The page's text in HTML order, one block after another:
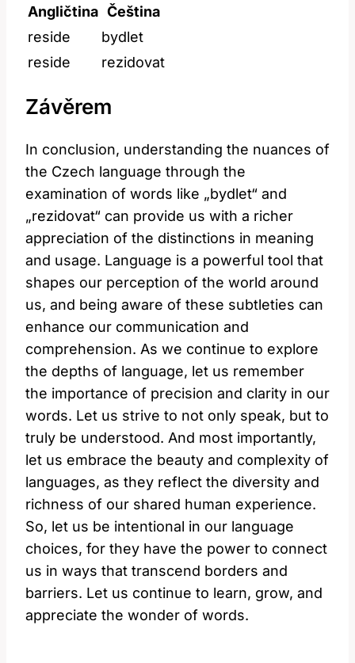
Angličtina Čeština
reside
bydlet
reside
rezidovat
Závěrem
In conclusion, understanding the nuances of
the Czech language through the
examination of words like „bydlet“ and
„rezidovat“ can provide us with a richer
appreciation of the distinctions in meaning
and usage. Language is a powerful tool that
shapes our perception of the world around
us, and being aware of these subtleties can
enhance our communication and
comprehension. As we continue to explore
the depths of language, let us remember
the importance of precision and clarity in our
words. Let us strive to not only speak, but to
truly be understood. And most importantly,
let us embrace the beauty and complexity of
languages, as they reflect the diversity and
richness of our shared human experience.
So, let us be intentional in our language
choices, for they have the power to connect
us in ways that transcend borders and
barriers. Let us continue to learn, grow, and
appreciate the wonder of words.